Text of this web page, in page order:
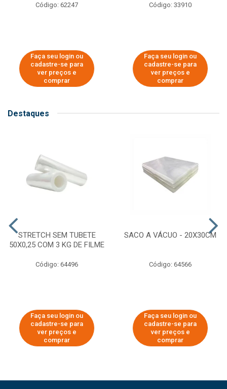
Código: 62247
Faça seu login ou
cadastre-se para
ver preços e
comprar
Código: 33910
Faça seu login ou
cadastre-se para
ver preços e
comprar
Destaques
STRETCH SEM TUBETE
50X0,25 COM 3 KG DE FILME
Código: 64496
Faça seu login ou
cadastre-se para
ver preços e
comprar
SACO A VÁCUO - 20X30CM
Código: 64566
Faça seu login ou
cadastre-se para
ver preços e
comprar